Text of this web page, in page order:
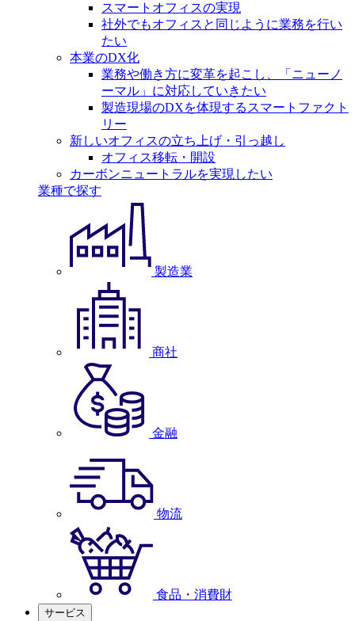
スマートオフィスの実現
社外でもオフィスと同じように業務を行い
たい
本業のDX化
業務や働き方に変革を起こし、「ニューノ
ーマル」に対応していきたい
製造現場のDXを体現するスマートファクト
リー
新しいオフィスの立ち上げ・引っ越し
オフィス移転・開設
カーボンニュートラルを実現したい
業種で探す
製造業
商社
金融
物流
食品・消費財
サービス